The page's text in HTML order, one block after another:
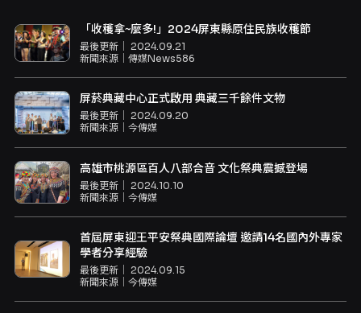
「收穫拿~麼多!」2024屏東縣原住民族收穫節
最後更新｜ 2024.09.21
新聞來源｜ 傳媒News586
屏菸典藏中心正式啟用 典藏三千餘件文物
最後更新｜ 2024.09.20
新聞來源｜ 今傳媒
高雄市桃源區百人八部合音 文化祭典震撼登場
最後更新｜ 2024.10.10
新聞來源｜ 今傳媒
首屆屏東迎王平安祭典國際論壇 邀請14名國內外專家
學者分享經驗
最後更新｜ 2024.09.15
新聞來源｜ 今傳媒